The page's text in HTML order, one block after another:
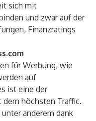
sich mit
und zwar auf der
Finanzratings
für Werbung, wie
auf
ist eine der
höchsten Traffic.
anderem dank